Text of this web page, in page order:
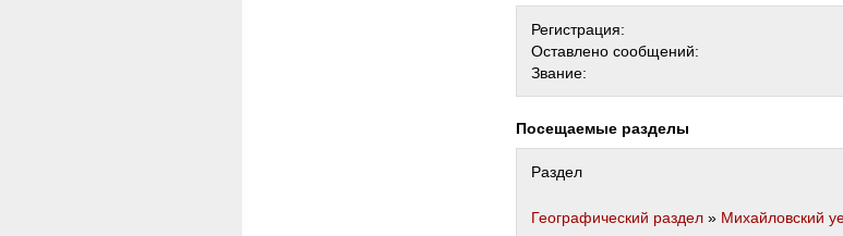
Регистрация:
Оставлено сообщений:
Звание:
Посещаемые разделы
Раздел
Географический раздел » Михайловский